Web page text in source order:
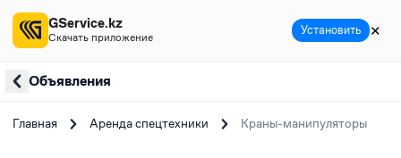
Объявления
Главная Аренда спецтехники Краны-манипуляторы
GService.kz
Скачать приложение Установить ✕